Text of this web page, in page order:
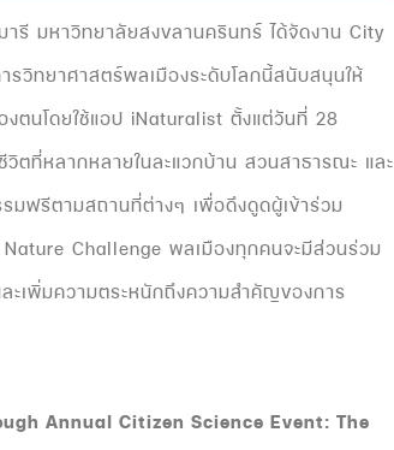
มหาวิทยาลัยสงขลานครินทร์ ได้จัดงาน City
วิทยาศาสตร์พลเมืองระดับโลกนี้สนับสนุนให้
ตนโดยใช้แอป iNaturalist ตั้งแต่วันที่ 28
ตที่หลากหลายในละแวกบ้าน สวนสาธารณะ และ
ฟรีตามสถานที่ต่างๆ เพื่อดึงดูดผู้เข้าร่วม
Challenge พลเมืองทุกคนจะมีส่วนร่วม
เพิ่มความตระหนักถึงความสำคัญของการ
Annual Citizen Science Event: The